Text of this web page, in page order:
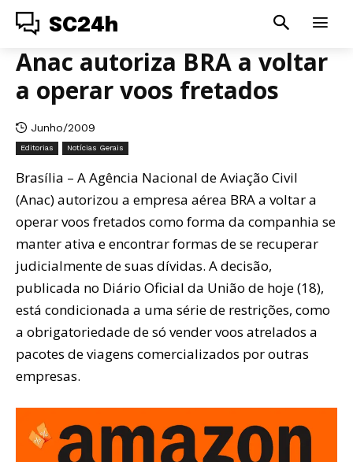
SC24h
Anac autoriza BRA a voltar
a operar voos fretados
Junho/2009
Editorias Notícias Gerais
Brasília – A Agência Nacional de Aviação Civil
(Anac) autorizou a empresa aérea BRA a voltar a
operar voos fretados como forma da companhia se
manter ativa e encontrar formas de se recuperar
judicialmente de suas dívidas. A decisão,
publicada no Diário Oficial da União de hoje (18),
está condicionada a uma série de restrições, como
a obrigatoriedade de só vender voos atrelados a
pacotes de viagens comercializados por outras
empresas.